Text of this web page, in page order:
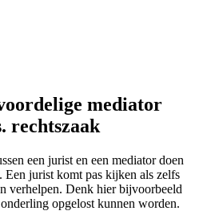
mediator
rechtszaak
een jurist en een mediator doen
Een jurist komt pas kijken als zelfs
verhelpen. Denk hier bijvoorbeeld
opgelost kunnen worden.